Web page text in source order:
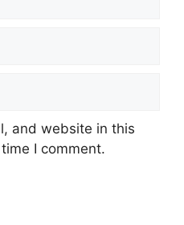
and website in this
I comment.